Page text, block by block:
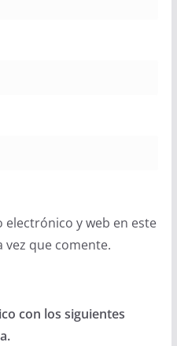
y web en este
que comente.
con los siguientes